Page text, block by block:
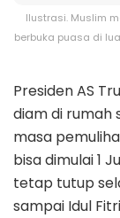
Ilustrasi. Muslim
berbuka puasa di
Presiden AS
diam di rumah
masa
bisa dimulai 1
tetap tutup
sampai Idul